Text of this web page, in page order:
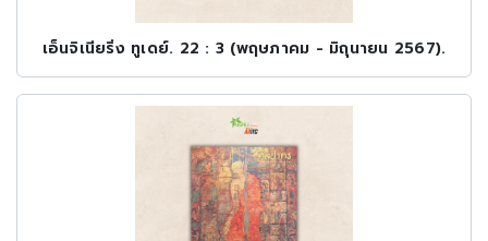
เอ็นจิเนียริ่ง ทูเดย์. 22 : 3 (พฤษภาคม - มิถุนายน 2567).